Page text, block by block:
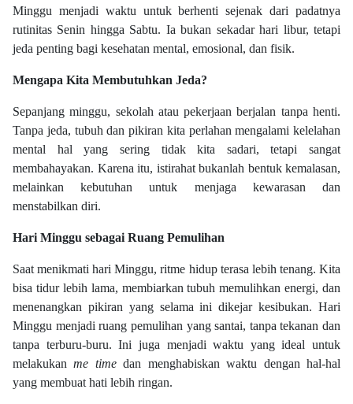
Minggu menjadi waktu untuk berhenti sejenak dari padatnya
rutinitas Senin hingga Sabtu. Ia bukan sekadar hari libur, tetapi
jeda penting bagi kesehatan mental, emosional, dan fisik.
Mengapa Kita Membutuhkan Jeda?
Sepanjang minggu, sekolah atau pekerjaan berjalan tanpa henti.
Tanpa jeda, tubuh dan pikiran kita perlahan mengalami kelelahan
mental hal yang sering tidak kita sadari, tetapi sangat
membahayakan. Karena itu, istirahat bukanlah bentuk kemalasan,
melainkan kebutuhan untuk menjaga kewarasan dan
menstabilkan diri.
Hari Minggu sebagai Ruang Pemulihan
Saat menikmati hari Minggu, ritme hidup terasa lebih tenang. Kita
bisa tidur lebih lama, membiarkan tubuh memulihkan energi, dan
menenangkan pikiran yang selama ini dikejar kesibukan. Hari
Minggu menjadi ruang pemulihan yang santai, tanpa tekanan dan
tanpa terburu-buru. Ini juga menjadi waktu yang ideal untuk
melakukanme timedan menghabiskan waktu dengan hal-hal
yang membuat hati lebih ringan.